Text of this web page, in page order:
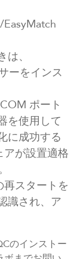
、
ーをインス
ポート
を使用して
に成功する
アが設置適格
スタートを
識され、ア
のインストー